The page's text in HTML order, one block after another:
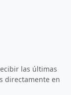
las últimas
directamente en